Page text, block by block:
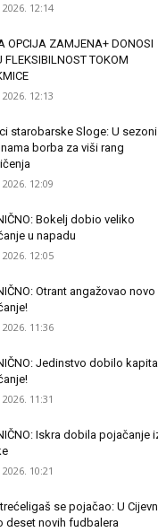
12:14
OPCIJA ZAMJENA+ DONOSI
FLEKSIBILNOST TOKOM
12:13
starobarske Sloge: U sezoni
borba za viši rang
12:09
Bokelj dobio veliko
u napadu
12:05
Otrant angažovao novo
11:36
Jedinstvo dobilo
11:31
Iskra dobila pojačanje
10:21
se pojačao: U
deset novih fudbalera